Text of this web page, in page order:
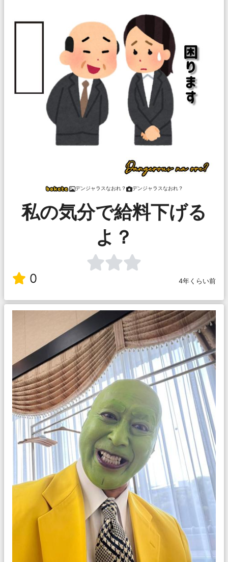
デンジャラスなおれ？ デンジャラスなおれ？
私の気分で給料下げる
よ？
0 4年くらい前